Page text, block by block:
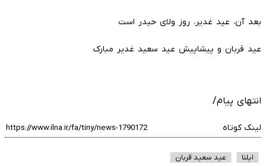
بعد آن، عید غدیر، روز ولای حیدر است
عید قربان و پیشاپیش عید سعید غدیر مبارک
انتهای پیام/
لینک کوتاه
ایلنا عید سعید قربان